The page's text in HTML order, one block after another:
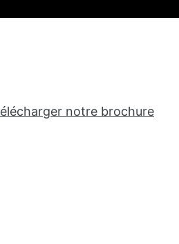
notre brochure